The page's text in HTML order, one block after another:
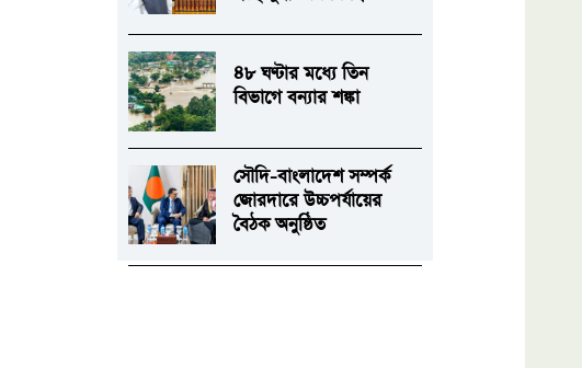
৪৮ ঘণ্টার মধ্যে তিন
বিভাগে বন্যার শঙ্কা
সৌদি-বাংলাদেশ সম্পর্ক
জোরদারে উচ্চপর্যায়ের
বৈঠক অনুষ্ঠিত